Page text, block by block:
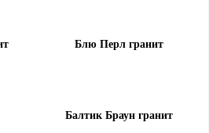
Блю Перл гранит
Балтик Браун гранит